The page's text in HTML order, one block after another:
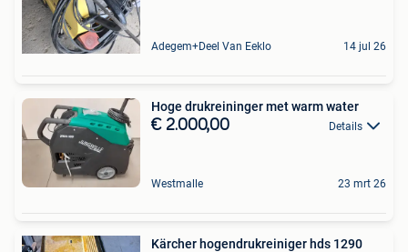
Adegem+Deel Van Eeklo 14 jul 26
Hoge drukreininger met warm water
€ 2.000,00 Details
Westmalle 23 mrt 26
Kärcher hogendrukreiniger hds 1290